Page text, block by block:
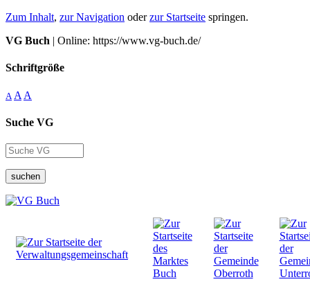
Zum Inhalt, zur Navigation oderzur Startseite springen.
VG Buch | Online: https://www.vg-buch.de/
Schriftgröße
A A A
Suche VG
suchen